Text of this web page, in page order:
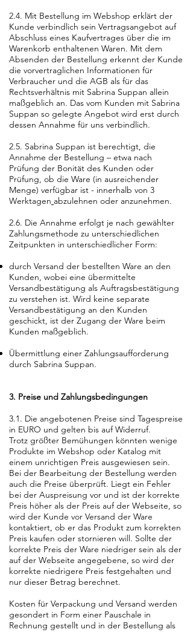
2.4. Mit Bestellung im Webshop erklärt der
Kunde verbindlich sein Vertragsangebot auf
Abschluss eines Kaufvertrages über die im
Warenkorb enthaltenen Waren. Mit dem
Absenden der Bestellung erkennt der Kunde
die vorvertraglichen Informationen für
Verbraucher und die AGB als für das
Rechtsverhältnis mit Sabrina Suppan allein
maßgeblich an. Das vom Kunden mit Sabrina
Suppan so gelegte Angebot wird erst durch
dessen Annahme für uns verbindlich.
2.5. Sabrina Suppan ist berechtigt, die
Annahme der Bestellung – etwa nach
Prüfung der Bonität des Kunden oder
Prüfung, ob die Ware (in ausreichender
Menge) verfügbar ist - innerhalb von 3
Werktagen abzulehnen oder anzunehmen.
2.6. Die Annahme erfolgt je nach gewählter
Zahlungsmethode zu unterschiedlichen
Zeitpunkten in unterschiedlicher Form:
durch Versand der bestellten Ware an den
Kunden, wobei eine übermittelte
Versandbestätigung als Auftragsbestätigung
zu verstehen ist. Wird keine separate
Versandbestätigung an den Kunden
geschickt, ist der Zugang der Ware beim
Kunden maßgeblich.
Übermittlung einer Zahlungsaufforderung
durch Sabrina Suppan.
3. Preise und Zahlungsbedingungen
3.1. Die angebotenen Preise sind Tagespreise
in EURO und gelten bis auf Widerruf.
Trotz größter Bemühungen könnten wenige
Produkte im Webshop oder Katalog mit
einem unrichtigen Preis ausgewiesen sein.
Bei der Bearbeitung der Bestellung werden
auch die Preise überprüft. Liegt ein Fehler
bei der Auspreisung vor und ist der korrekte
Preis höher als der Preis auf der Webseite, so
wird der Kunde vor Versand der Ware
kontaktiert, ob er das Produkt zum korrekten
Preis kaufen oder stornieren will. Sollte der
korrekte Preis der Ware niedriger sein als der
auf der Webseite angegebene, so wird der
korrekte niedrigere Preis festgehalten und
nur dieser Betrag berechnet.
Kosten für Verpackung und Versand werden
gesondert in Form einer Pauschale in
Rechnung gestellt und in der Bestellung als